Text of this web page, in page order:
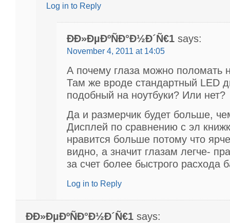
Log in to Reply
ÐÐ»ÐµÐºÑÐ°Ð½Ð´Ñ€1 says:
November 4, 2011 at 14:05
А почему глаза можно поломать
Там же вроде стандартный LED
подобный на ноутбуки? Или нет?
Да и размерчик будет больше,
Дисплей по сравнению с эл
нравится больше потому что
видно, а значит глазам легче-
за счет более быстрого расхода
Log in to Reply
ÐÐ»ÐµÐºÑÐ°Ð½Ð´Ñ€1 says: